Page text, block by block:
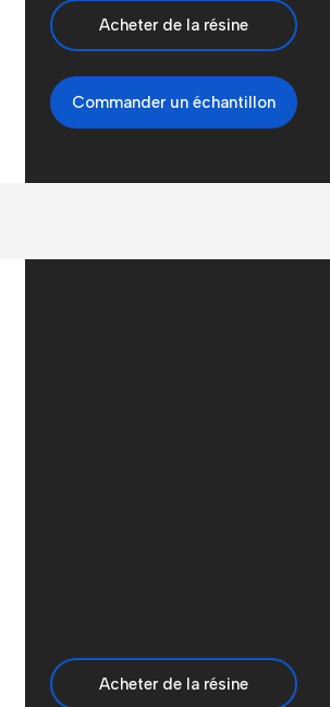
Acheter de la résine
Commander un échantillon
Acheter de la résine